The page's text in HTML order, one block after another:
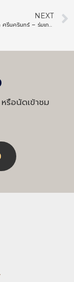
NEXT
หมู่บ้าน มัณฑนา ศรีนครินทร์ – ร่มเกล้า
รือนัดเข้าชม